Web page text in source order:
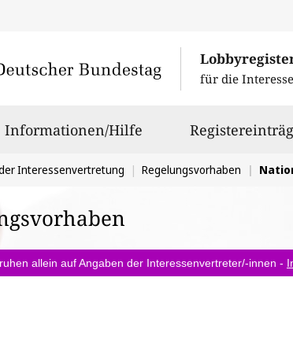
für die
Informationen/Hilfe
Interessenvertretung Regelungsvorhaben
allein auf Angaben der Interessenvertreter/-innen -